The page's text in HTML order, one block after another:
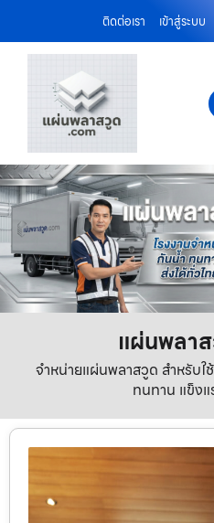
ติดต่อเรา เข้าสู่ระบบ
แผ่นพลา
จำหน่ายแผ่นพลาสวูด สำหรับใ
ทนทาน แข็ง